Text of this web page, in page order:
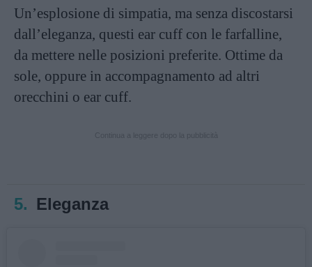
Un’esplosione di simpatia, ma senza discostarsi
dall’eleganza, questi ear cuff con le farfalline,
da mettere nelle posizioni preferite. Ottime da
sole, oppure in accompagnamento ad altri
orecchini o ear cuff.
5. Eleganza